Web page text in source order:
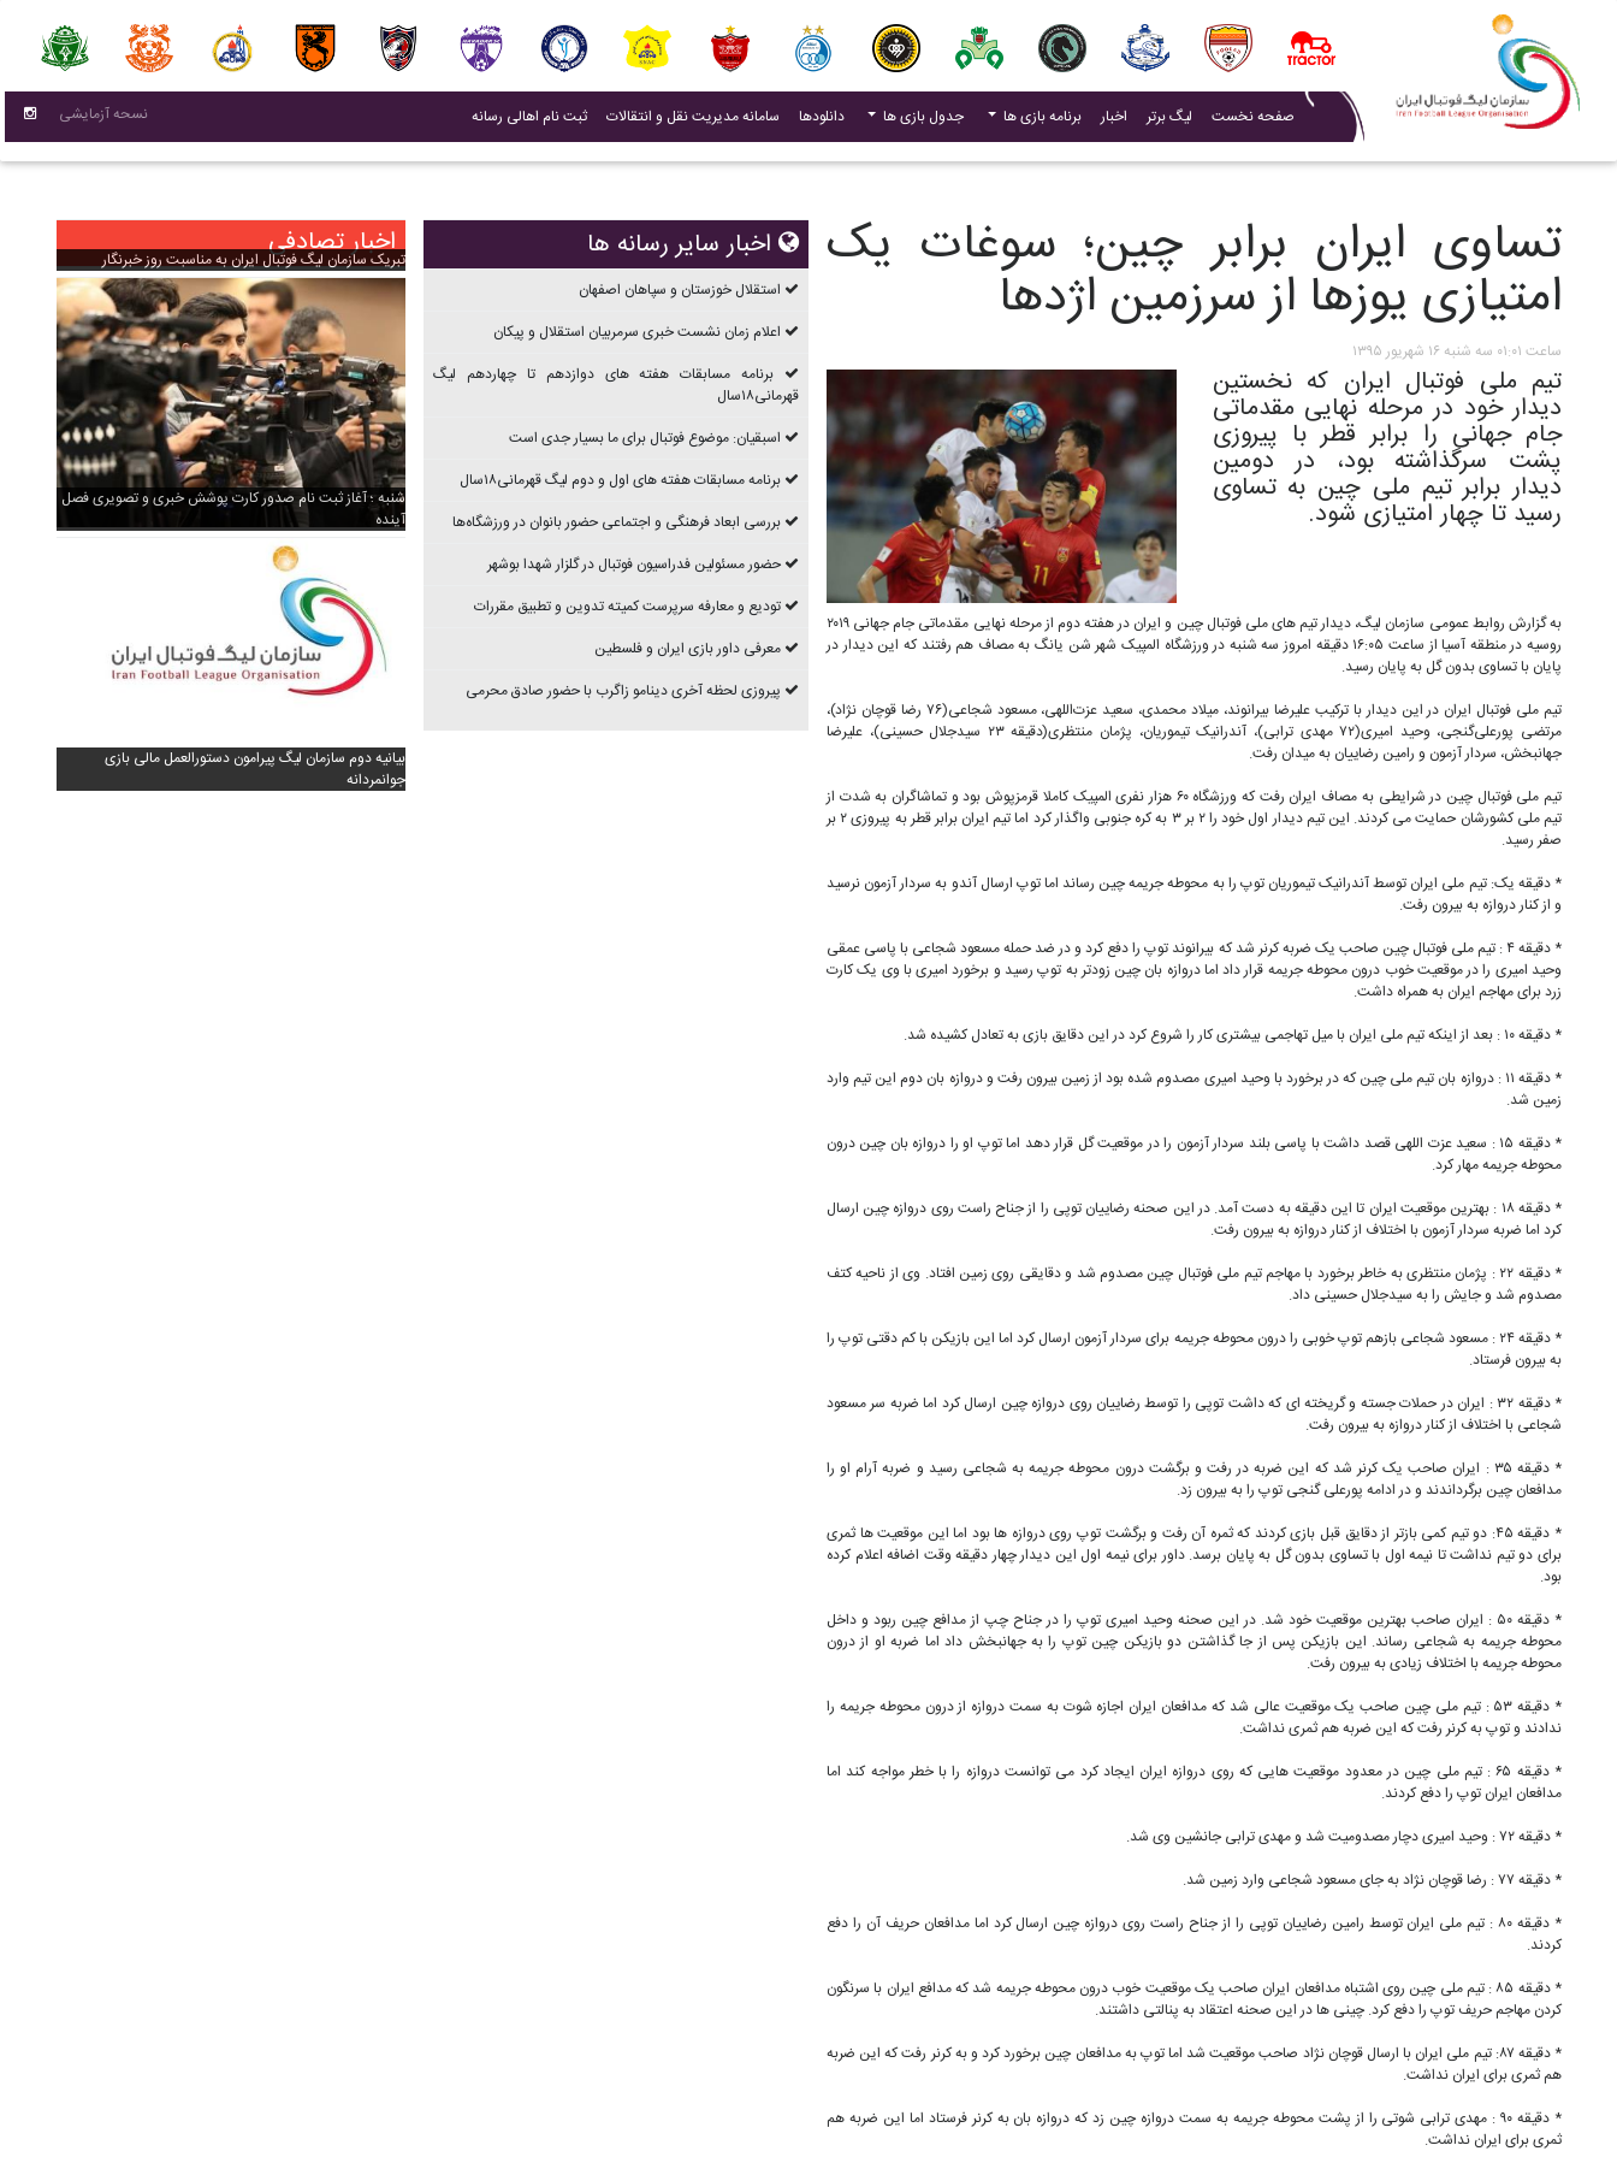
صفحه نخست لیگ برتر اخبار(current) برنامه بازی ها جدول بازی ها دانلودها سامانه مدیریت نقل و انتقالات
(current) ثبت نام اهالی رسانه
(current) نسحه آزمایشی
تساوی ایران برابر چین؛ سوغات یک
امتیازی یوزها از سرزمین اژدها
ساعت ۰۱:۰۱ سه شنبه ۱۶ شهریور ۱۳۹۵
تیم ملی فوتبال ایران که نخستین
دیدار خود در مرحله نهایی مقدماتی
جام جهانی را برابر قطر با پیروزی
پشت سرگذاشته بود، در دومین
دیدار برابر تیم ملی چین به تساوی
رسید تا چهار امتیازی شود.
به گزارش روابط عمومی سازمان لیگ، دیدار تیم های ملی فوتبال چین و ایران در هفته دوم از مرحله نهایی مقدماتی جام جهانی ۲۰۱۹
روسیه در منطقه آسیا از ساعت ۱۶:۰۵ دقیقه امروز سه شنبه در ورزشگاه المپیک شهر شن یانگ به مصاف هم رفتند که این دیدار در
پایان با تساوی بدون گل به پایان رسید.
تیم ملی فوتبال ایران در این دیدار با ترکیب علیرضا بیرانوند، میلاد محمدی، سعید عزت‌اللهی، مسعود شجاعی(۷۶ رضا قوچان نژاد)،
مرتضی پورعلی‌گنجی، وحید امیری(۷۲ مهدی ترابی)، آندرانیک تیموریان، پژمان منتظری(دقیقه ۲۳ سیدجلال حسینی)، علیرضا
جهانبخش، سردار آزمون و رامین رضاییان به میدان رفت.
تیم ملی فوتبال چین در شرایطی به مصاف ایران رفت که ورزشگاه ۶۰ هزار نفری المپیک کاملا قرمزپوش بود و تماشاگران به شدت از
تیم ملی کشورشان حمایت می کردند. این تیم دیدار اول خود را ۲ بر ۳ به کره جنوبی واگذار کرد اما تیم ایران برابر قطر به پیروزی ۲ بر
صفر رسید.
* دقیقه یک: تیم ملی ایران توسط آندرانیک تیموریان توپ را به محوطه جریمه چین رساند اما توپ ارسال آندو به سردار آزمون نرسید
و از کنار دروازه به بیرون رفت.
* دقیقه ۴ : تیم ملی فوتبال چین صاحب یک ضربه کرنر شد که بیرانوند توپ را دفع کرد و در ضد حمله مسعود شجاعی با پاسی عمقی
وحید امیری را در موقعیت خوب درون محوطه جریمه قرار داد اما دروازه بان چین زودتر به توپ رسید و برخورد امیری با وی یک کارت
زرد برای مهاجم ایران به همراه داشت.
* دقیقه ۱۰ : بعد از اینکه تیم ملی ایران با میل تهاجمی بیشتری کار را شروع کرد در این دقایق بازی به تعادل کشیده شد.
* دقیقه ۱۱ : دروازه بان تیم ملی چین که در برخورد با وحید امیری مصدوم شده بود از زمین بیرون رفت و دروازه بان دوم این تیم وارد
زمین شد.
* دقیقه ۱۵ : سعید عزت اللهی قصد داشت با پاسی بلند سردار آزمون را در موقعیت گل قرار دهد اما توپ او را دروازه بان چین درون
محوطه جریمه مهار کرد.
* دقیقه ۱۸ : بهترین موقعیت ایران تا این دقیقه به دست آمد. در این صحنه رضاییان توپی را از جناح راست روی دروازه چین ارسال
کرد اما ضربه سردار آزمون با اختلاف از کنار دروازه به بیرون رفت.
* دقیقه ۲۲ : پژمان منتظری به خاطر برخورد با مهاجم تیم ملی فوتبال چین مصدوم شد و دقایقی روی زمین افتاد. وی از ناحیه کتف
مصدوم شد و جایش را به سیدجلال حسینی داد.
* دقیقه ۲۴ : مسعود شجاعی بازهم توپ خوبی را درون محوطه جریمه برای سردار آزمون ارسال کرد اما این بازیکن با کم دقتی توپ را
به بیرون فرستاد.
* دقیقه ۳۲ : ایران در حملات جسته و گریخته ای که داشت توپی را توسط رضاییان روی دروازه چین ارسال کرد اما ضربه سر مسعود
شجاعی با اختلاف از کنار دروازه به بیرون رفت.
* دقیقه ۳۵ : ایران صاحب یک کرنر شد که این ضربه در رفت و برگشت درون محوطه جریمه به شجاعی رسید و ضربه آرام او را
مدافعان چین برگرداندند و در ادامه پورعلی گنجی توپ را به بیرون زد.
* دقیقه ۴۵: دو تیم کمی بازتر از دقایق قبل بازی کردند که ثمره آن رفت و برگشت توپ روی دروازه ها بود اما این موقعیت ها ثمری
برای دو تیم نداشت تا نیمه اول با تساوی بدون گل به پایان برسد. داور برای نیمه اول این دیدار چهار دقیقه وقت اضافه اعلام کرده
بود.
* دقیقه ۵۰ : ایران صاحب بهترین موقعیت خود شد. در این صحنه وحید امیری توپ را در جناح چپ از مدافع چین ربود و داخل
محوطه جریمه به شجاعی رساند. این بازیکن پس از جا گذاشتن دو بازیکن چین توپ را به جهانبخش داد اما ضربه او از درون
محوطه جریمه با اختلاف زیادی به بیرون رفت.
* دقیقه ۵۳ : تیم ملی چین صاحب یک موقعیت عالی شد که مدافعان ایران اجازه شوت به سمت دروازه از درون محوطه جریمه را
ندادند و توپ به کرنر رفت که این ضربه هم ثمری نداشت.
* دقیقه ۶۵ : تیم ملی چین در معدود موقعیت هایی که روی دروازه ایران ایجاد کرد می توانست دروازه را با خطر مواجه کند اما
مدافعان ایران توپ را دفع کردند.
* دقیقه ۷۲ : وحید امیری دچار مصدومیت شد و مهدی ترابی جانشین وی شد.
* دقیقه ۷۷ : رضا قوچان نژاد به جای مسعود شجاعی وارد زمین شد.
* دقیقه ۸۰ : تیم ملی ایران توسط رامین رضاییان توپی را از جناح راست روی دروازه چین ارسال کرد اما مدافعان حریف آن را دفع
کردند.
* دقیقه ۸۵ : تیم ملی چین روی اشتباه مدافعان ایران صاحب یک موقعیت خوب درون محوطه جریمه شد که مدافع ایران با سرنگون
کردن مهاجم حریف توپ را دفع کرد. چینی ها در این صحنه اعتقاد به پنالتی داشتند.
* دقیقه ۸۷: تیم ملی ایران با ارسال قوچان نژاد صاحب موقعیت شد اما توپ به مدافعان چین برخورد کرد و به کرنر رفت که این ضربه
هم ثمری برای ایران نداشت.
* دقیقه ۹۰ : مهدی ترابی شوتی را از پشت محوطه جریمه به سمت دروازه چین زد که دروازه بان به کرنر فرستاد اما این ضربه هم
ثمری برای ایران نداشت.
اخبار سایر رسانه ها
استقلال خوزستان و سپاهان اصفهان
اعلام زمان نشست خبری سرمربیان استقلال و پیکان
برنامه مسابقات هفته های دوازدهم تا چهاردهم ليگ
قهرمانی۱۸سال
اسبقیان: موضوع فوتبال برای ما بسیار جدی است
برنامه مسابقات هفته های اول و دوم ليگ قهرمانی۱۸سال
بررسی ابعاد فرهنگی و اجتماعی حضور بانوان در ورزشگاه‌ها
حضور مسئولین فدراسیون فوتبال در گلزار شهدا بوشهر
تودیع و معارفه سرپرست کمیته تدوین و تطبیق مقررات
معرفی داور بازی ایران و فلسطین
پیروزی لحظه آخری دینامو زاگرب با حضور صادق محرمی
اخبار تصادفی
تبریک سازمان لیگ فوتبال ایران به مناسبت روز خبرنگار
شنبه ؛ آغاز ثبت نام صدور کارت پوشش خبری و تصویری فصل
آینده
بیانیه دوم سازمان لیگ پیرامون دستورالعمل مالی بازی
جوانمردانه